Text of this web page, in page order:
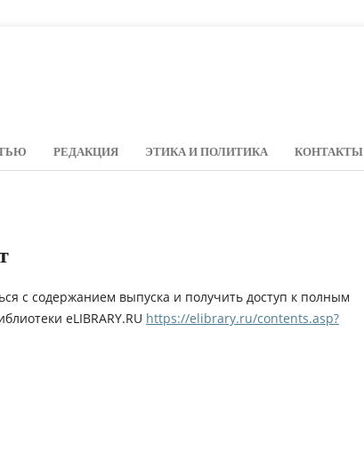
РЕДАКЦИЯ ЭТИКА И ПОЛИТИКА КОНТАКТЫ
с содержанием выпуска и получить доступ к полным
eLIBRARY.RU https://elibrary.ru/contents.asp?